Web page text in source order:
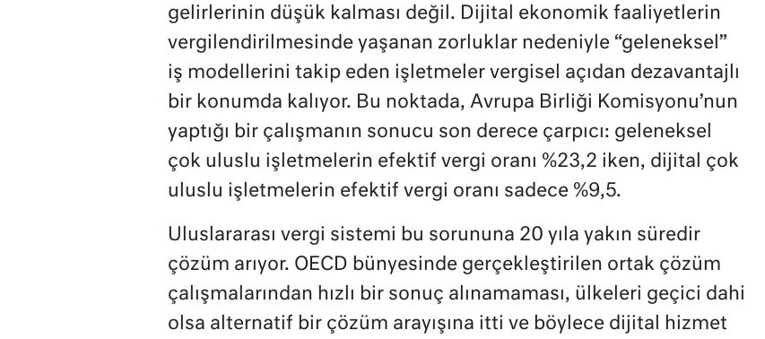
gelirlerinin düşük kalması değil. Dijital ekonomik faaliyetlerin
vergilendirilmesinde yaşanan zorluklar nedeniyle “geleneksel”
iş modellerini takip eden işletmeler vergisel açıdan dezavantajlı
bir konumda kalıyor. Bu noktada, Avrupa Birliği Komisyonu’nun
yaptığı bir çalışmanın sonucu son derece çarpıcı: geleneksel
çok uluslu işletmelerin efektif vergi oranı %23,2 iken, dijital çok
uluslu işletmelerin efektif vergi oranı sadece %9,5.
Uluslararası vergi sistemi bu sorununa 20 yıla yakın süredir
çözüm arıyor. OECD bünyesinde gerçekleştirilen ortak çözüm
çalışmalarından hızlı bir sonuç alınamaması, ülkeleri geçici dahi
olsa alternatif bir çözüm arayışına itti ve böylece dijital hizmet